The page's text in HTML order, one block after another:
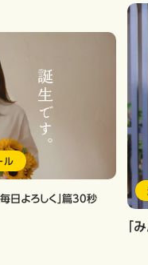
ル
日よろしく」篇30秒
「